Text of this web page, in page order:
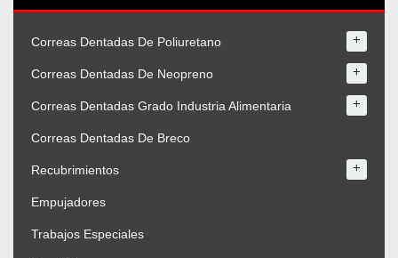
Correas Dentadas De Poliuretano +
Correas Dentadas De Neopreno +
Correas Dentadas Grado Industria Alimentaria +
Correas Dentadas De Breco
Recubrimientos +
Empujadores
Trabajos Especiales